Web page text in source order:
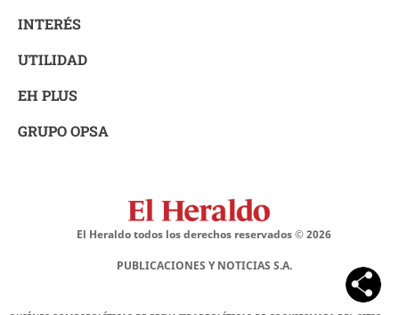
INTERÉS
UTILIDAD
EH PLUS
GRUPO OPSA
El Heraldo todos los derechos reservados ©2026
PUBLICACIONES Y NOTICIAS S.A.